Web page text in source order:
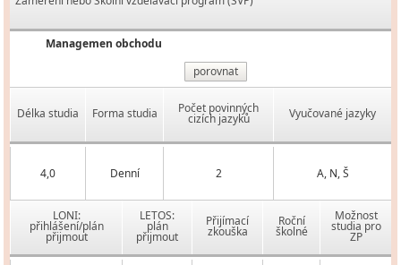
Managemen obchodu
porovnat
Délka studia Forma studia Počet povinných
cizích jazyků Vyučované jazyky
4,0 Denní 2 A, N, Š
LONI:
přihlášení/plán
přijmout
LETOS:
plán
přijmout
Přijímací
zkouška
Roční
školné
Možnost
studia pro
ZP